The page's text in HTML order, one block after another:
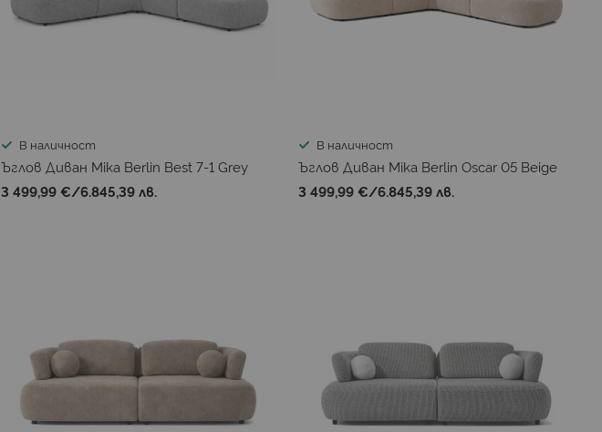
В наличност
Ъглов Диван Mika Berlin Best 7-1 Grey
3 499,99 €/6.845,39 лв.
В наличност
Ъглов Диван Mika Berlin Oscar 05 Beige
3 499,99 €/6.845,39 лв.